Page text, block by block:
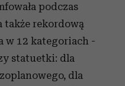
podczas
także rekordową
w 12 kategoriach -
statuetki: dla
dla